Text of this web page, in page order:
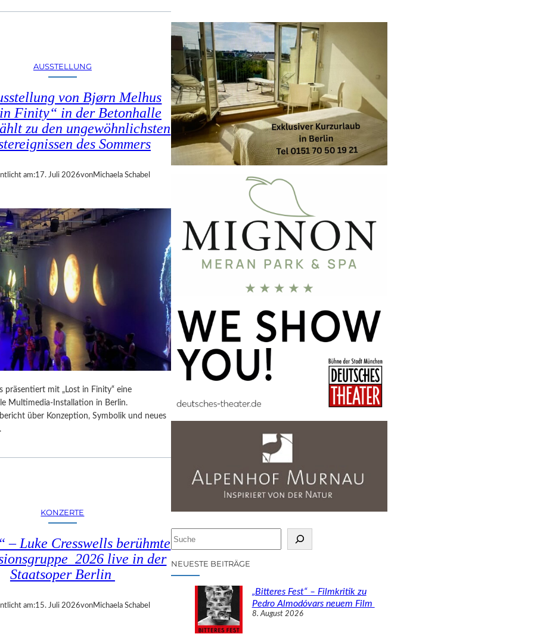
AUSSTELLUNG
von Bjørn Melhus
Finity“ in der Betonhalle
zu den ungewöhnlichsten
des Sommers
am:17. Juli 2026vonMichaela Schabel
präsentiert mit „Lost in Finity“ eine
Multimedia-Installation in Berlin.
über Konzeption, Symbolik und neues
KONZERTE
– Luke Cresswells berühmte
2026 live in der
Staatsoper Berlin
am:15. Juli 2026vonMichaela Schabel
S
u
c
h
NEUESTE BEITRÄGE
„Bitteres Fest“ – Filmkritik zu
Pedro Almodóvars neuem Film
8. August 2026